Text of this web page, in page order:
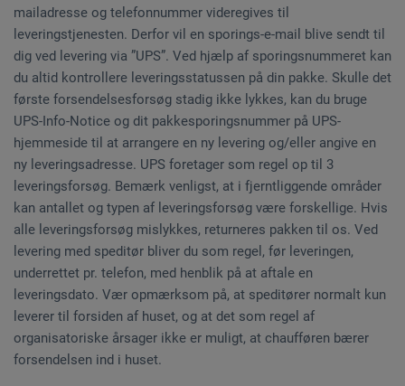
mailadresse og telefonnummer videregives til
leveringstjenesten. Derfor vil en sporings-e-mail blive sendt til
dig ved levering via ”UPS”. Ved hjælp af sporingsnummeret kan
du altid kontrollere leveringsstatussen på din pakke. Skulle det
første forsendelsesforsøg stadig ikke lykkes, kan du bruge
UPS-Info-Notice og dit pakkesporingsnummer på UPS-
hjemmeside til at arrangere en ny levering og/eller angive en
ny leveringsadresse. UPS foretager som regel op til 3
leveringsforsøg. Bemærk venligst, at i fjerntliggende områder
kan antallet og typen af leveringsforsøg være forskellige. Hvis
alle leveringsforsøg mislykkes, returneres pakken til os. Ved
levering med speditør bliver du som regel, før leveringen,
underrettet pr. telefon, med henblik på at aftale en
leveringsdato. Vær opmærksom på, at speditører normalt kun
leverer til forsiden af huset, og at det som regel af
organisatoriske årsager ikke er muligt, at chaufføren bærer
forsendelsen ind i huset.